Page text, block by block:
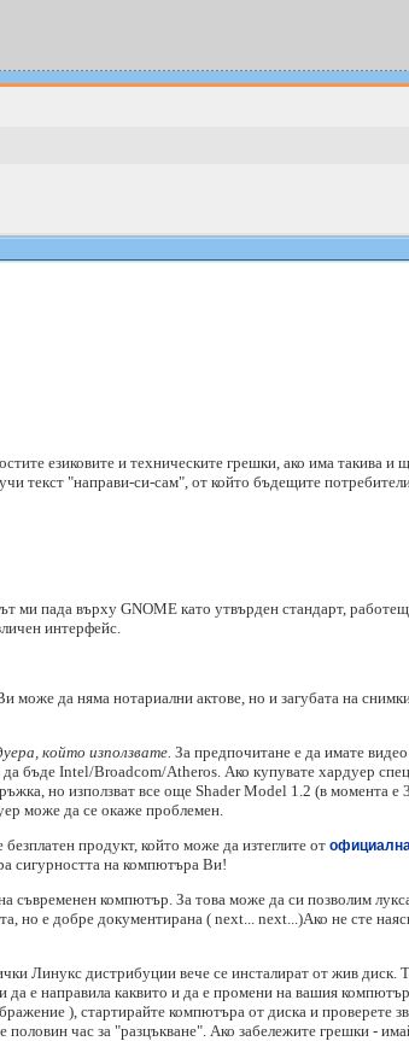
езиковите и техническите грешки, ако има такива и
текст "направи-си-сам", от който бъдещите
пада върху GNOME като утвърден стандарт,
интерфейс.
може да няма нотариални актове, но и загубата на
който използвате. За предпочитане е да имате
бъде Intel/Broadcom/Atheros. Ако купувате хардуер
но използват все още Shader Model 1.2 (в момента е
може да се окаже проблемен.
безплатен продукт, който може да изтеглите от
сигурността на компютъра Ви!
съвременен компютър. За това може да си позволим
но е добре документирана ( next... next...)Ако не сте
Линукс дистрибуции вече се инсталират от жив диск.
е направила каквито и да е промени на вашия
), стартирайте компютъра от диска и проверете
половин час за "разцъкване". Ако забележите грешки -